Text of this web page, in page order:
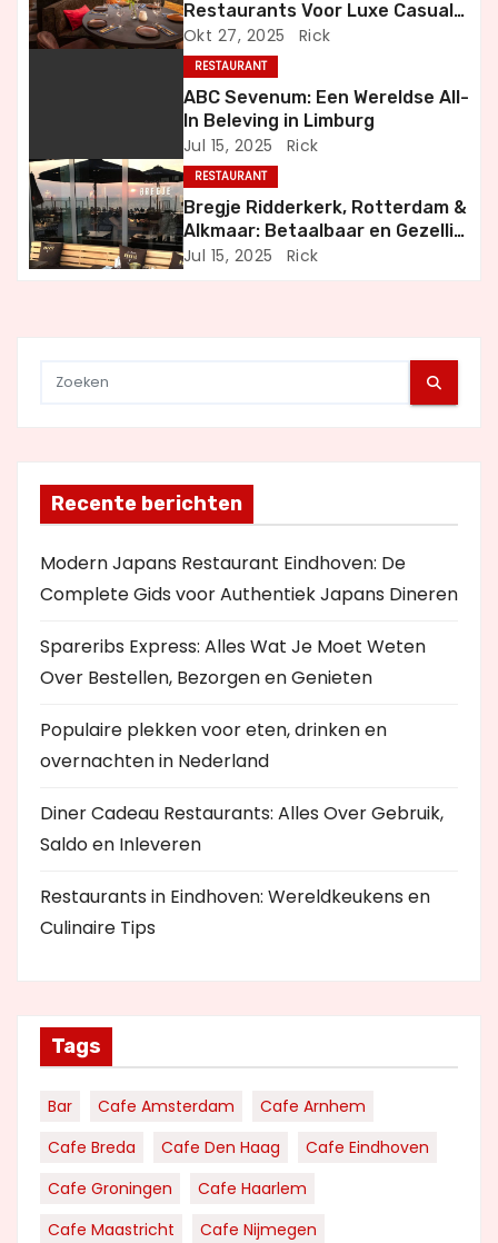
i
t
i
Restaurants Voor Luxe Casual
en Bijzondere Momenten
Okt 27, 2025 Rick
RESTAURANT
ABC Sevenum: Een Wereldse All-
In Beleving in Limburg
Jul 15, 2025 Rick
RESTAURANT
Bregje Ridderkerk, Rotterdam &
Alkmaar: Betaalbaar en Gezellig
Uit Eten
Jul 15, 2025 Rick
Recente berichten
Modern Japans Restaurant Eindhoven: De
Complete Gids voor Authentiek Japans Dineren
Spareribs Express: Alles Wat Je Moet Weten
Over Bestellen, Bezorgen en Genieten
Populaire plekken voor eten, drinken en
overnachten in Nederland
Diner Cadeau Restaurants: Alles Over Gebruik,
Saldo en Inleveren
Restaurants in Eindhoven: Wereldkeukens en
Culinaire Tips
Tags
Bar Cafe Amsterdam
Cafe Arnhem
Cafe Breda
Cafe Den Haag
Cafe Eindhoven
Cafe Groningen
Cafe Haarlem
Cafe Maastricht
Cafe Nijmegen